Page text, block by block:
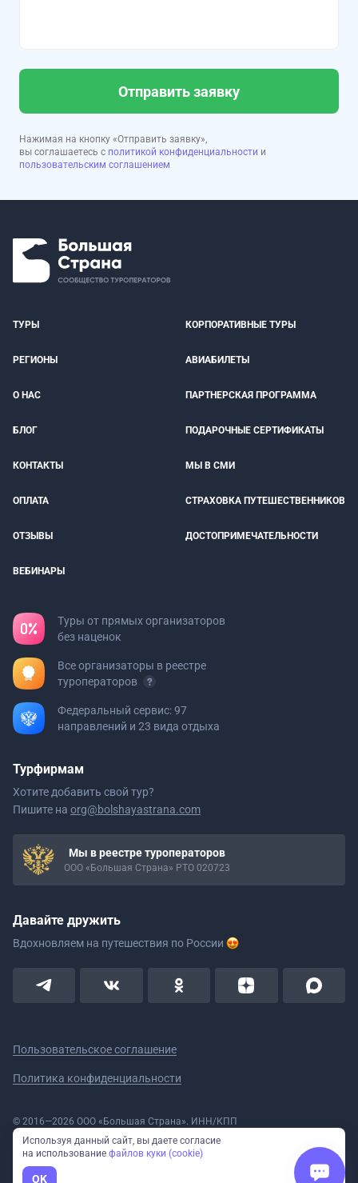
Отправить заявку
Нажимая на кнопку «Отправить заявку»,
вы соглашаетесь с политикой конфиденциальности и
пользовательским соглашением
ТУРЫ КОРПОРАТИВНЫЕ ТУРЫ
РЕГИОНЫ АВИАБИЛЕТЫ
О НАС ПАРТНЕРСКАЯ ПРОГРАММА
БЛОГ ПОДАРОЧНЫЕ СЕРТИФИКАТЫ
КОНТАКТЫ МЫ В СМИ
ОПЛАТА СТРАХОВКА ПУТЕШЕСТВЕННИКОВ
ОТЗЫВЫ ДОСТОПРИМЕЧАТЕЛЬНОСТИ
ВЕБИНАРЫ
Туры от прямых организаторов
без наценок
Все организаторы в реестре
туроператоров
Федеральный сервис: 97
направлений и 23 вида отдыха
Турфирмам
Хотите добавить свой тур?
Пишите на org@bolshayastrana.com
Мы в реестре туроператоров
ООО «Большая Страна» РТО 020723
Давайте дружить
Вдохновляем на путешествия по России
Пользовательское соглашение
Политика конфиденциальности
© 2016—2026 ООО «Большая Страна». ИНН/КПП
5908078160/590801001 ОГРН 1185958020533
Номер в реестре Роскомнадзора № 59-18-006319 (Приказ № 321 от
11.10.2018)
Полное или частичное копирование изображений и текстов возможно
Используя данный сайт, вы даете согласие
на использование файлов куки (cookie)
OK